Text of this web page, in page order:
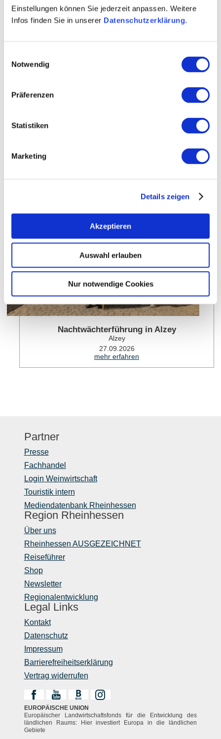
Einstellungen können Sie jederzeit anpassen. Weitere
Infos finden Sie in unserer Datenschutzerklärung.
Notwendig
Präferenzen
Statistiken
Marketing
Details zeigen
Akzeptieren
Auswahl erlauben
Nur notwendige Cookies
VERANSTALTUNGSORT
KONTAKT
Weitere Veranstaltungen in der Nähe
Nachtwächterführung in Alzey
Alzey
27.09.2026
mehr erfahren
Partner
Presse
Fachhandel
Login Weinwirtschaft
Touristik intern
Mediendatenbank Rheinhessen
Region Rheinhessen
Über uns
Rheinhessen AUSGEZEICHNET
Reiseführer
Shop
Newsletter
Regionalentwicklung
Legal Links
Kontakt
Datenschutz
Impressum
Barrierefreiheitserklärung
Vertrag widerrufen
EUROPÄISCHE UNION
Europäischer Landwirtschaftsfonds für die Entwicklung des
ländlichen Raums: Hier investiert Europa in die ländlichen
Gebiete